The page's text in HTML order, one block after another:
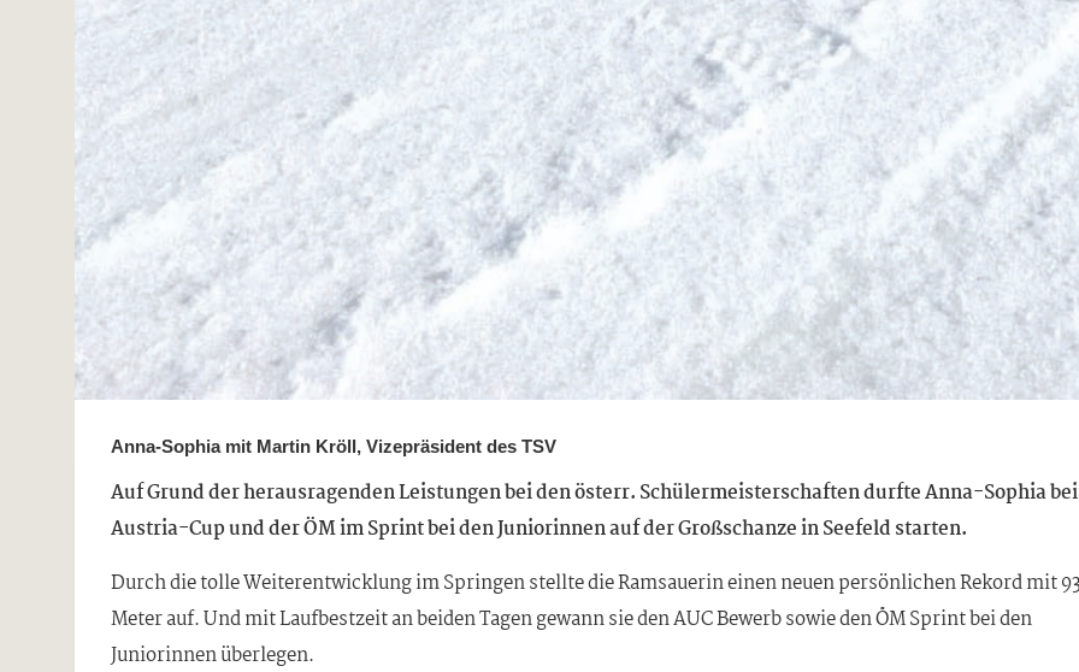
Anna-Sophia mit Martin Kröll, Vizepräsident des TSV
Auf Grund der herausragenden Leistungen bei den österr. Schülermeisterschaften durfte Anna-Sophia
Austria-Cup und der ÖM im Sprint bei den Juniorinnen auf der Großschanze in Seefeld starten.
Durch die tolle Weiterentwicklung im Springen stellte die Ramsauerin einen neuen persönlichen Rekord mit
Meter auf. Und mit Laufbestzeit an beiden Tagen gewann sie den AUC Bewerb sowie den ÖM Sprint bei den
Juniorinnen überlegen.